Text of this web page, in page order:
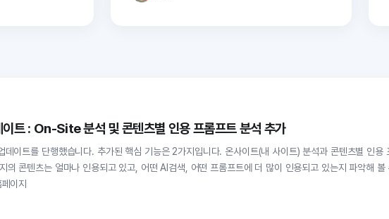
이트 : On-Site 분석 및 콘텐츠별 인용 프롬프트 분석 추가
데이트를 단행했습니다. 추가된 핵심 기능은 2가지입니다. 온사이트(내 사이트) 분석과 콘텐츠별 인용
의 콘텐츠는 얼마나 인용되고 있고, 어떤 AI검색, 어떤 프롬프트에 더 많이 인용되고 있는지 파악해 볼
홈페이지